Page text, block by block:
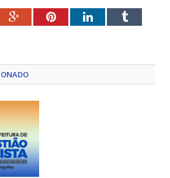
Google+PinterestLinkedInTumblr